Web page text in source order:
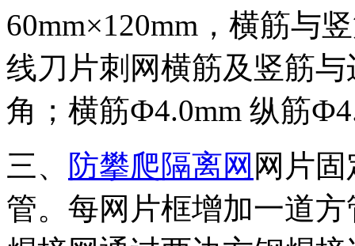
60mm×120mm，横筋与
线刀片刺网横筋及竖筋
角；横筋Ф4.0mm 纵筋
三、
防攀爬隔离网 网片
管。每网片框增加一道